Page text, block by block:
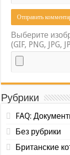
Выберите
(GIF, PNG, JPG,
Рубрики
FAQ:
Без рубрики
Британские